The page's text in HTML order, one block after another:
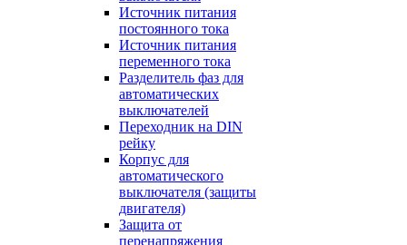
Источник питания
постоянного тока
Источник питания
переменного тока
Разделитель фаз для
автоматических
выключателей
Переходник на DIN
рейку
Корпус для
автоматического
выключателя (защиты
двигателя)
Защита от
перенапряжения